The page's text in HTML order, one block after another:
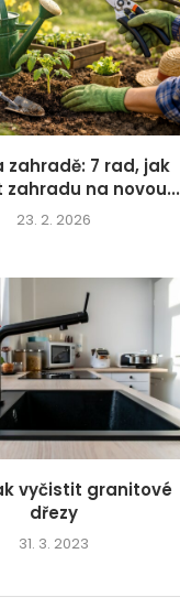
zahradě: 7 rad, jak
na novou...
23. 2. 2026
vyčistit granitové
dřezy
31. 3. 2023